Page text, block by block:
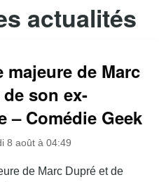
actualités
majeure de Marc
son ex-
– Comédie Geek
8 août à 04:49
de Marc Dupré et de